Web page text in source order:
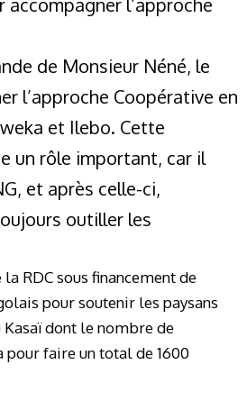
de Monsieur Néné, le
l’approche Coopérative en
et Ilebo. Cette
un rôle important, car il
et après celle-ci,
outiller les
RDC sous financement de
pour soutenir les paysans
dont le nombre de
pour faire un total de 1600